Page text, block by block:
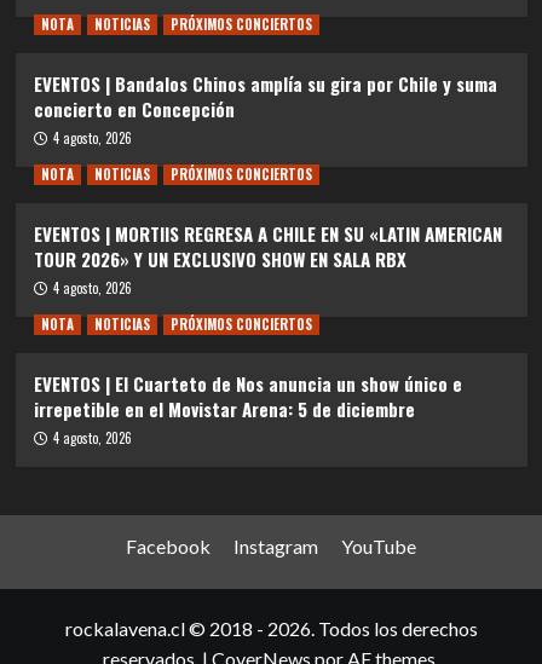
NOTA
NOTICIAS PRÓXIMOS CONCIERTOS
EVENTOS | Bandalos Chinos amplía su gira por Chile y suma
concierto en Concepción
4 agosto, 2026
NOTA
NOTICIAS PRÓXIMOS CONCIERTOS
EVENTOS | MORTIIS REGRESA A CHILE EN SU «LATIN AMERICAN
TOUR 2026» Y UN EXCLUSIVO SHOW EN SALA RBX
4 agosto, 2026
NOTA
NOTICIAS PRÓXIMOS CONCIERTOS
EVENTOS | El Cuarteto de Nos anuncia un show único e
irrepetible en el Movistar Arena: 5 de diciembre
4 agosto, 2026
Facebook Instagram YouTube
rockalavena.cl © 2018 - 2026. Todos los derechos
reservados. | CoverNews por AF themes.